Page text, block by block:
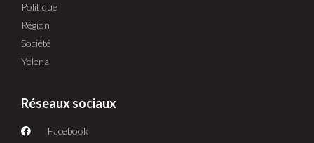
Politique
Région
Société
Yelena
Réseaux sociaux
Facebook